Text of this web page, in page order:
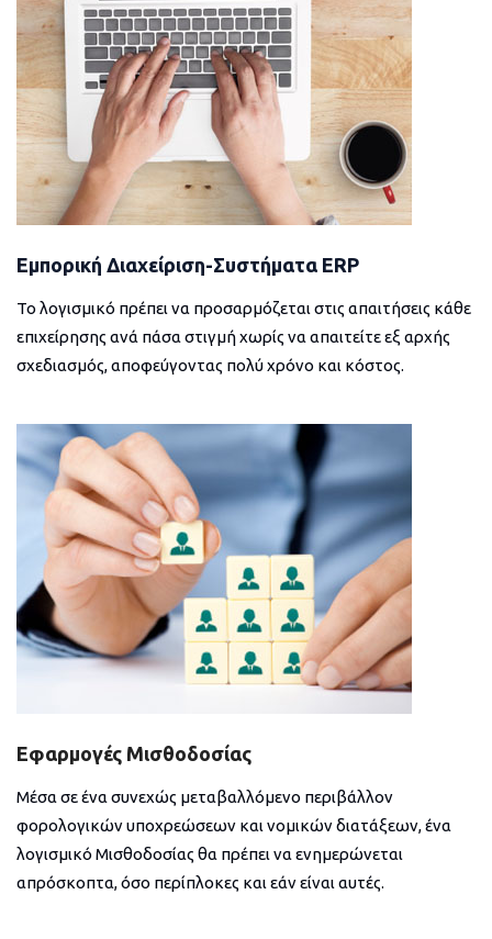
Εμπορική Διαχείριση-Συστήματα ERP
Το λογισμικό πρέπει να προσαρμόζεται στις απαιτήσεις κάθε
επιχείρησης ανά πάσα στιγμή χωρίς να απαιτείτε εξ αρχής
σχεδιασμός, αποφεύγοντας πολύ χρόνο και κόστος.
Εφαρμογές Μισθοδοσίας
Μέσα σε ένα συνεχώς μεταβαλλόμενο περιβάλλον
φορολογικών υποχρεώσεων και νομικών διατάξεων, ένα
λογισμικό Μισθοδοσίας θα πρέπει να ενημερώνεται
απρόσκοπτα, όσο περίπλοκες και εάν είναι αυτές.